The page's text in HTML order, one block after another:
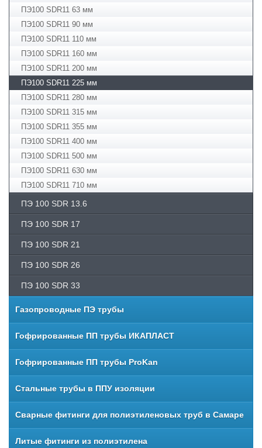
ПЭ100 SDR11 63 мм
ПЭ100 SDR11 90 мм
ПЭ100 SDR11 110 мм
ПЭ100 SDR11 160 мм
ПЭ100 SDR11 200 мм
ПЭ100 SDR11 225 мм
ПЭ100 SDR11 280 мм
ПЭ100 SDR11 315 мм
ПЭ100 SDR11 355 мм
ПЭ100 SDR11 400 мм
ПЭ100 SDR11 500 мм
ПЭ100 SDR11 630 мм
ПЭ100 SDR11 710 мм
ПЭ­ 100 SDR 13.6
ПЭ 100 SDR 17
ПЭ­ 100 SDR 21
ПЭ­ 100 SDR 26
ПЭ 100 SDR 33
Газопроводные ПЭ трубы
Гофрированные ПП трубы ИКАПЛАСТ
Гофрированные ПП трубы ProKan
Стальные трубы в ППУ изоляции
Сварные фитинги для полиэтиленовых труб в Самаре
Литые фитинги из полиэтилена